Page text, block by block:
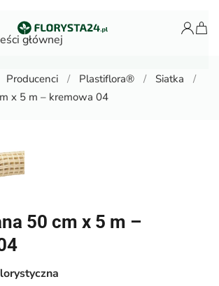
głównej
Producenci Plastiflora®
Siatka
x 5 m – kremowa 04
50 cm x 5 m –